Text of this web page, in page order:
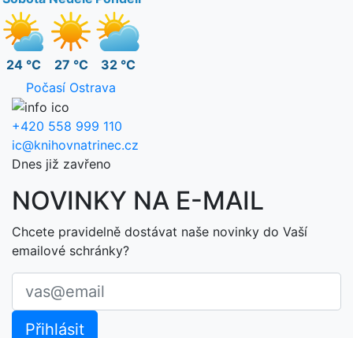
24 °C 27 °C
32 °C
Počasí Ostrava
+420 558 999 110
ic@knihovnatrinec.cz
Dnes již zavřeno
NOVINKY NA E-MAIL
Chcete pravidelně dostávat naše novinky do Vaší
emailové schránky?